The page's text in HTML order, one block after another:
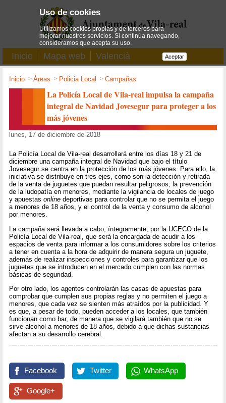
Inicio Mapa web Valencià
Inicio ->Áreas -> Policia Local ->Campañas
La Policía Local de Vila-real impulsa la campaña
integral de Navidad Jovesegur para proteger a los
más jóvenes
lunes, 17 de diciembre de 2018
La Policía Local de Vila-real desarrollará entre los días 18 y 21 de
diciembre una campaña integral de Navidad que bajo el título
Jovesegur se centra en la protección de los más jóvenes. Para ello, la
iniciativa se distribuye en tres ejes, como son la detección y retirada
de la venta de juguetes que puedan resultar peligrosos; la prevención
de la ludopatía en menores, mediante la vigilancia de locales de juego
y apuestasonline deportivas para controlar que no se permita el juego
a menores de 18 años, y el control de la venta y consumo de alcohol
por menores.
La campaña será llevada a cabo, íntegramente, por la UCECO de la
Policía Local de Vila-real, que será la encargada de acudir a los
espacios de venta para informar a los consumidores sobre los criterios
a tener en cuenta a la hora de adquirir de manera segura un juguete,
además de realizar inspecciones y controles para garantizar que los
juguetes que se introducen en el mercado cumplen con las normas
básicas de seguridad.
Por otro lado, los agentes controlarán las casas de apuestas para
comprobar que cumplen sus propias reglas y no permiten el juego a
menores, que cada vez se sienten más atraídos por la publicidad. Y
es que, a pesar de todo, pueden acceder a los locales, que también
funcionan como bar, de manera que se vigilará también que no se
sirve alcohol a menores de 18 años, debido a que dichas sustancias
afectan a su desarrollo cerebral.
Facebook Twitter WhatsApp
Google+
Uso de cookies
Utilizamos cookies propias y de terceros para
mejorar nuestros servicios. Si continúa navegando,
consideramos que acepta su uso.
Aceptar